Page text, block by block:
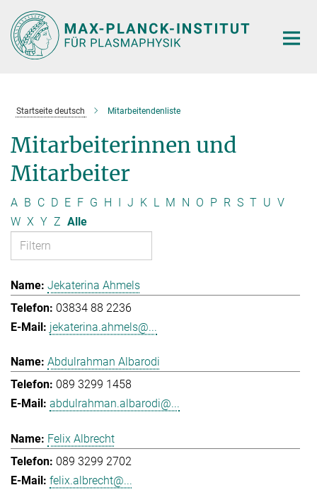
Hauptinhalt
Startseite deutsch Mitarbeitendenliste
Mitarbeiterinnen und
Mitarbeiter
A B C D E F G H I J K L M N O P R S T U V
W X Y Z Alle
Jekaterina Ahmels
03834 88 2236
jekaterina.ahmels@...
Abdulrahman Albarodi
089 3299 1458
abdulrahman.albarodi@...
Felix Albrecht
089 3299 2702
felix.albrecht@...